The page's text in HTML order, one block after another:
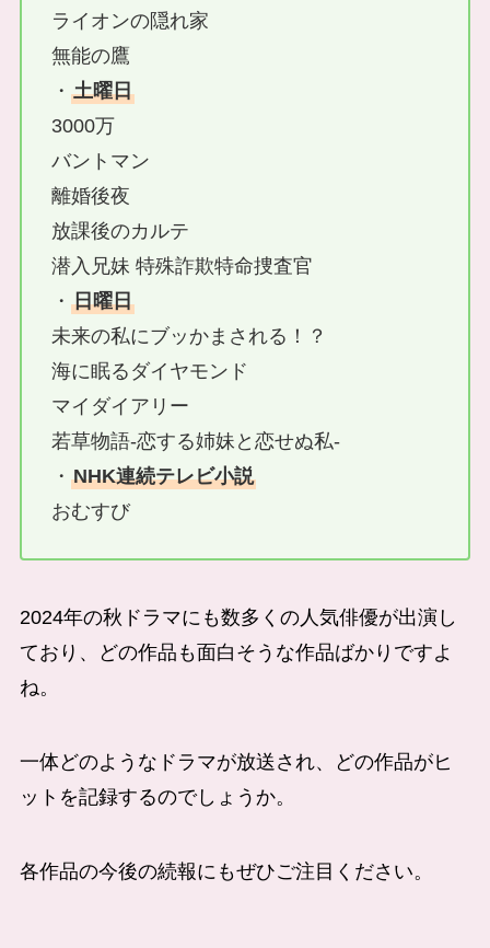
ライオンの隠れ家
無能の鷹
・ 土曜日
3000万
バントマン
離婚後夜
放課後のカルテ
潜入兄妹 特殊詐欺特命捜査官
・ 日曜日
未来の私にブッかまされる！？
海に眠るダイヤモンド
マイダイアリー
若草物語-恋する姉妹と恋せぬ私-
・ NHK連続テレビ小説
おむすび
2024年の秋ドラマにも数多くの人気俳優が出演し
ており、どの作品も面白そうな作品ばかりですよ
ね。
一体どのようなドラマが放送され、どの作品がヒ
ットを記録するのでしょうか。
各作品の今後の続報にもぜひご注目ください。